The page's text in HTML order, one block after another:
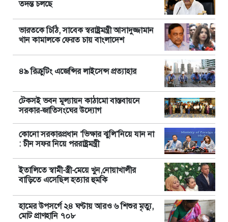
তদন্ত চলছে
ভারতকে চিঠি, সাবেক স্বরাষ্ট্রমন্ত্রী আসাদুজ্জামান
খান কামালকে ফেরত চায় বাংলাদেশ
৪৯ রিক্রুটিং এজেন্সির লাইসেন্স প্রত্যাহার
টেকসই ভবন মূল্যায়ন কাঠামো বাস্তবায়নে
সরকার-জাতিসংঘের উদ্যোগ
কোনো সরকারপ্রধান ‘ভিক্ষার ঝুলি’নিয়ে যান না
: চীন সফর নিয়ে পররাষ্ট্রমন্ত্রী
ইতালিতে স্বামী-স্ত্রী-মেয়ে খুন,নোয়াখালীর
বাড়িতে এসেছিল হত্যার হুমকি
হামের উপসর্গে ২৪ ঘণ্টায় আরও ৬ শিশুর মৃত্যু,
মোট প্রাণহানি ৭০৮